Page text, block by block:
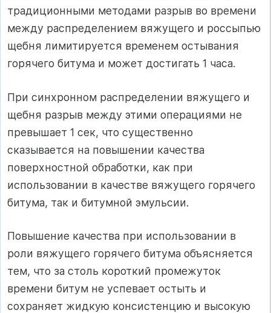
традиционными методами разрыв во времени
между распределением вяжущего и россыпью
щебня лимитируется временем остывания
горячего битума и может достигать 1 часа.
При синхронном распределении вяжущего и
щебня разрыв между этими операциями не
превышает 1 сек, что существенно
сказывается на повышении качества
поверхностной обработки, как при
использовании в качестве вяжущего горячего
битума, так и битумной эмульсии.
Повышение качества при использовании в
роли вяжущего горячего битума объясняется
тем, что за столь короткий промежуток
времени битум не успевает остыть и
сохраняет жидкую консистенцию и высокую